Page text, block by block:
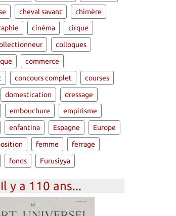
cheval savant chimère
cinéma cirque
colloques
commerce
concours complet courses
domestication dressage
embouchure empirisme
enfantina Espagne Europe
femme ferrage
fonds Furusiyya
Il y a 110 ans...